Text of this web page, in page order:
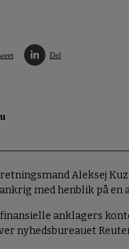
Del
Aleksej
med henblik på en
anklagers
nyhedsbureauet